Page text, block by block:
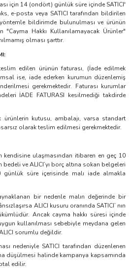
için 14 (ondört) günlük süre içinde SATICI'
e-posta veya SATICI tarafından bildirilen
bildirimde bulunulması ve ürünün
"Cayma Hakkı Kullanılamayacak Ürünler"
olması şarttır.
edilen ürünün faturası, (İade edilmek
ise, iade ederken kurumun düzenlemiş
gerekmektedir. Faturası kurumlar
İADE FATURASI kesilmediği takdirde
ürünlerin kutusu, ambalajı, varsa standart
olarak teslim edilmesi gerekmektedir.
kendisine ulaşmasından itibaren en geç 10
ve ALICI’yı borç altına sokan belgeleri
günlük süre içerisinde malı iade almakla
bir nedenle malın değerinde bir
ALICI kusuru oranında SATICI’ nın
Ancak cayma hakkı süresi içinde
kullanılması sebebiyle meydana gelen
sorumlu değildir.
nedeniyle SATICI tarafından düzenlenen
düşülmesi halinde kampanya kapsamında
edilir.